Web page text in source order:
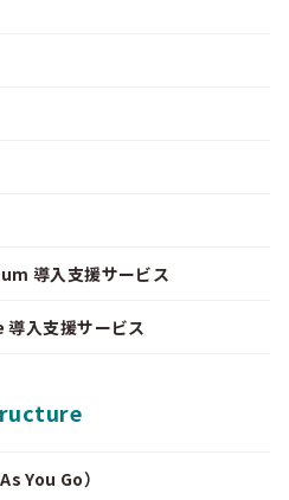
導入支援サービス
入支援サービス
You Go）